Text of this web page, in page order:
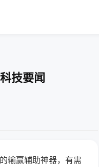
技要闻
输赢辅助神器，有需